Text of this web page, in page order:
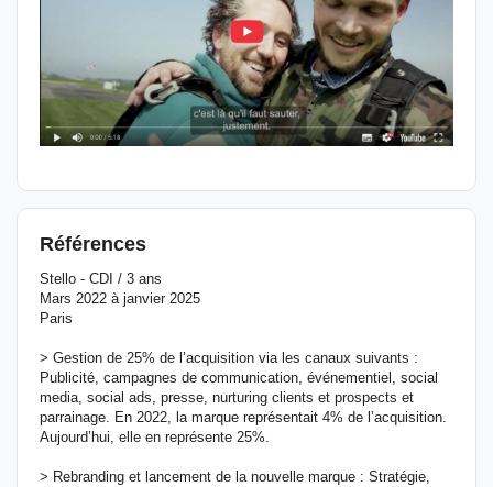
Références
Stello - CDI / 3 ans
Mars 2022 à janvier 2025
Paris
> Gestion de 25% de l’acquisition via les canaux suivants :
Publicité, campagnes de communication, événementiel, social
media, social ads, presse, nurturing clients et prospects et
parrainage. En 2022, la marque représentait 4% de l’acquisition.
Aujourd’hui, elle en représente 25%.
> Rebranding et lancement de la nouvelle marque : Stratégie,